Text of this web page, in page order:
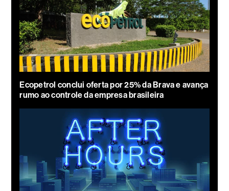
Ecopetrol conclui oferta por 25% da Brava e avança
rumo ao controle da empresa brasileira